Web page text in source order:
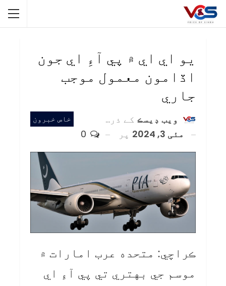
يو اي اي ۾ پي آءِ اي جون
اڏامون معمول موجب
جاري
خاص خبرون ويب ڊيسڪ کے ذریعہ
مئی 3, 2024
پر
ڪراچي: متحده عرب امارات ۾
موسم جي بهتري تي پي آءِ اي